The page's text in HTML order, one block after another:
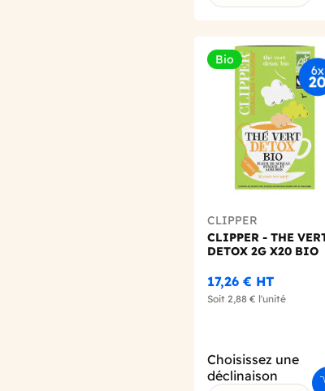
Bio
CLIPPER
CLIPPER - THE
DETOX 2G X20 BIO
17,26 € HT
Soit 2,88 € l'unité
Choisissez une
déclinaison